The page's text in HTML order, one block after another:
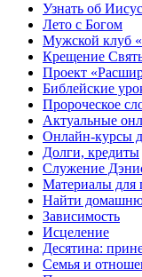
Узнать об
Лето с Богом
Мужской клуб
Крещение
Проект
Библейские
Пророческое
Актуальные
Онлайн-курсы
Долги, кредиты
Служение
Материалы для
Найти
Зависимость
Исцеление
Десятина:
Семья и